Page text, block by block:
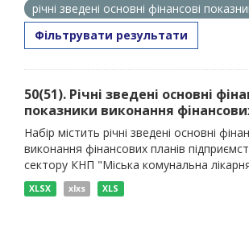
річні зведені основні фінансові
Фільтрувати результати
50(51). Річні зведені основні
показники виконання
Набір містить річні зведені основні
виконання фінансових планів
сектору КНП "Міська комунальна
XLSX xlxs XLS